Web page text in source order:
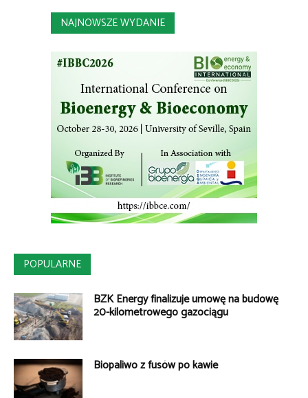
NAJNOWSZE WYDANIE
POPULARNE
BZK Energy finalizuje umowę na budowę
20-kilometrowego gazociągu
Biopaliwo z fusów po kawie